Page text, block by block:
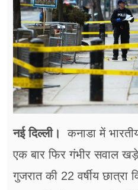
ब्‍यूटी
जॉब्स
शिक्षा
अन्य खबरें
नई दिल्ली।
कनाडा में
एक बार फिर गंभीर सवाल
गुजरात की 22 वर्षीय छात्रा